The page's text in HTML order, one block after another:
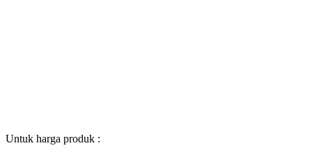
Untuk harga produk :